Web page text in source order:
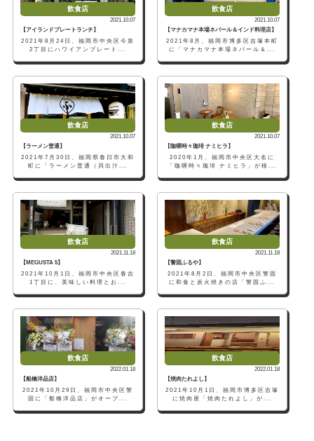
飲食店
2021.10.07
【アイランドプレートランチ】
2021年8月24日、福岡市中央区今泉
2丁目にハワイアンプレート...
飲食店
2021.10.07
【マナカマナ本場ネパール＆インド料理店】
2021年8月、福岡市博多区吉塚本町
に「マナカマナ本場ネパール＆...
飲食店
2021.10.07
【ラーメン普通】
2021年7月30日、福岡県春日市大和
町に「ラーメン普通（貝出汁...
飲食店
2021.10.07
【咖喱時々珈琲 ナミヒラ】
2020年1月、福岡市中央区大名に
「咖喱時々珈琲 ナミヒラ」が移...
飲食店
2021.11.18
【MEGUSTA 5】
2021年10月1日、福岡市中央区春吉
1丁目に、美味しい料理とお...
飲食店
2021.11.18
【警固ふるや】
2021年8月2日、福岡市中央区警固
に和食と炭火焼きの店「警固ふ...
飲食店
2022.01.18
【船橋洋品店】
2021年10月29日、福岡市中央区警
固に「船橋洋品店」がオープ...
飲食店
2022.01.18
【焼肉たれよし】
2021年10月1日、福岡市博多区吉塚
に焼肉屋「焼肉たれよし」が...